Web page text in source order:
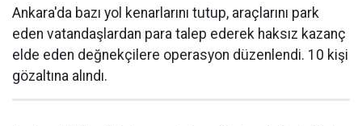
Ankara'da bazı yol kenarlarını tutup, araçlarını park
eden vatandaşlardan para talep ederek haksız kazanç
elde eden değnekçilere operasyon düzenlendi. 10 kişi
gözaltına alındı.